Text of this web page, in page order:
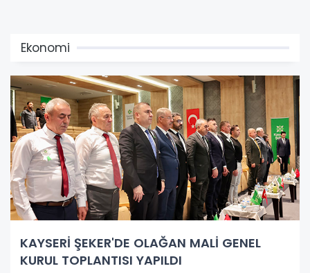
Ekonomi
KAYSERİ ŞEKER'DE OLAĞAN MALİ GENEL
KURUL TOPLANTISI YAPILDI